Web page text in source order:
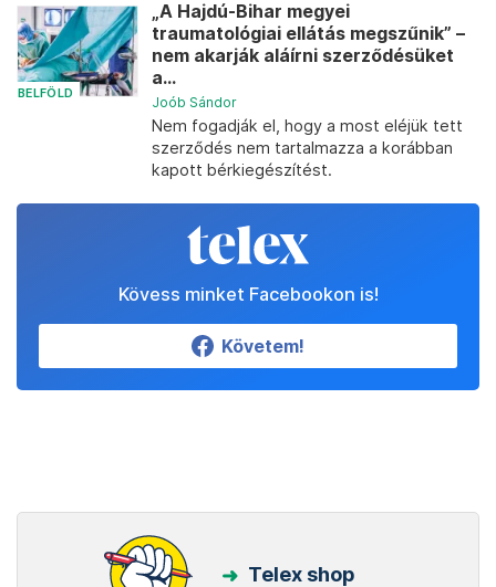
BELFÖLD
„A Hajdú-Bihar megyei
traumatológiai ellátás megszűnik” –
nem akarják aláírni szerződésüket
a...
Joób Sándor
Nem fogadják el, hogy a most eléjük tett
szerződés nem tartalmazza a korábban
kapott bérkiegészítést.
Kövess minket Facebookon is!
Követem!
Telex shop